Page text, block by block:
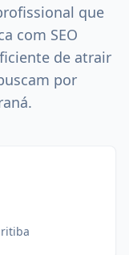
que
com SEO
de atrair
por
.